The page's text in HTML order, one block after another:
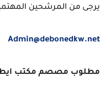
يرجى من المرشحين
Admin@debonedkw.net
مطلوب مصصم مكتب